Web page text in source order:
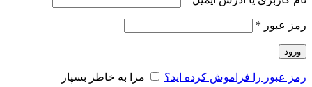
رمز عبور *
ورود
رمز عبور را فراموش کرده اید؟ مرا به خاطر بسپار